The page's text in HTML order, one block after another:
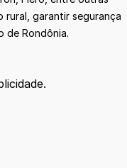
garantir segurança
de Rondônia.